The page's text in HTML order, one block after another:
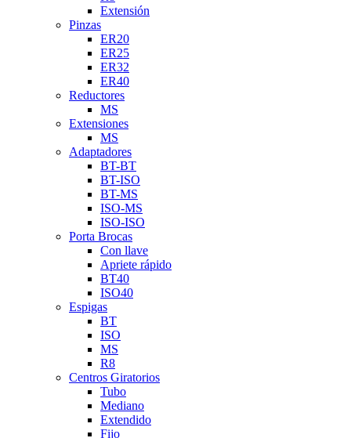
Extensión
Pinzas
ER20
ER25
ER32
ER40
Reductores
MS
Extensiones
MS
Adaptadores
BT-BT
BT-ISO
BT-MS
ISO-MS
ISO-ISO
Porta Brocas
Con llave
Apriete rápido
BT40
ISO40
Espigas
BT
ISO
MS
R8
Centros Giratorios
Tubo
Mediano
Extendido
Fijo